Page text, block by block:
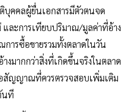
บุคคลผู้ยื่นเอกสารมีตัวตนจด
และการเทียบปริมาณ/มูลค่าที่อ้าง
การซื้อขายรวมทั้งตลาดในวัน
งมากกว่าสิ่งที่เกิดขึ้นจริงในตลาด
สัญญาณที่ควรตรวจสอบเพิ่มเติม
นที